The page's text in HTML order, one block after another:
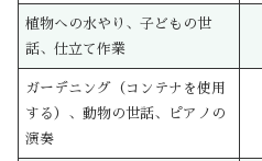
植物への水やり、子どもの世
話、仕立て作業
ガーデニング（コンテナを使用
する）、動物の世話、ピアノの
演奏